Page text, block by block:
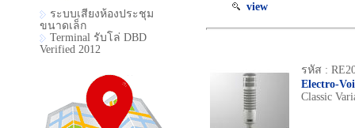
ระบบเสียงห้องประชุม
ขนาดเล็ก
Terminal รับโล่ DBD
Verified 2012
view
รหัส :
Electro-
Classic